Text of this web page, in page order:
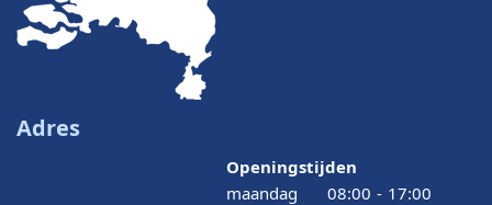
Adres
Openingstijden
maandag
08:00 - 17:00